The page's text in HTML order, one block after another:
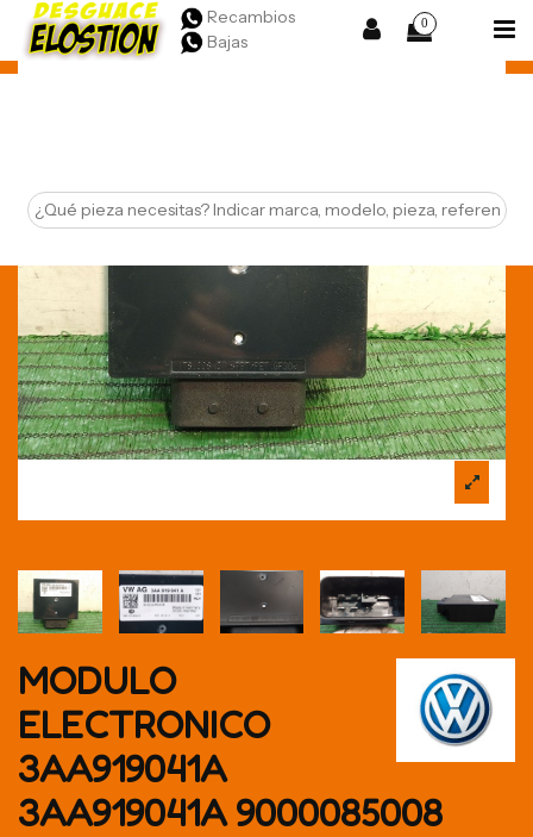
Recambios
Bajas
0
MODULO
ELECTRONICO
3AA919041A
3AA919041A 9000085008